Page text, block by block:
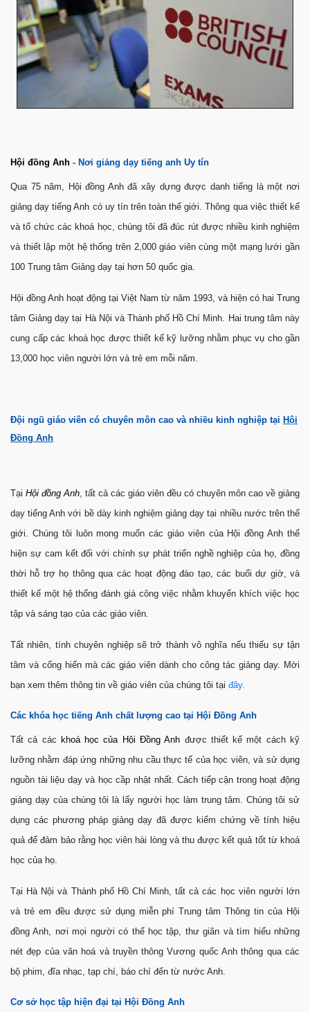
Hội đồng Anh - Nơi giảng dạy tiếng anh Uy tín
Qua 75 năm, Hội đồng Anh đã xây dựng được danh tiếng là một nơi
giảng dạy tiếng Anh có uy tín trên toàn thế giới. Thông qua việc thiết kế
và tổ chức các khoá học, chúng tôi đã đúc rút được nhiều kinh nghiệm
và thiết lập một hệ thống trên 2,000 giáo viên cùng một mạng lưới gần
100 Trung tâm Giảng dạy tại hơn 50 quốc gia.
Hội đồng Anh hoạt động tại Việt Nam từ năm 1993, và hiện có hai Trung
tâm Giảng dạy tại Hà Nội và Thành phố Hồ Chí Minh. Hai trung tâm này
cung cấp các khoá học được thiết kế kỹ lưỡng nhằm phục vụ cho gần
13,000 học viên người lớn và trẻ em mỗi năm.
Đội ngũ giáo viên có chuyên môn cao và nhiều kinh nghiệp tại Hội
Đồng Anh
Tại Hội đồng Anh, tất cả các giáo viên đều có chuyên môn cao về giảng
dạy tiếng Anh với bề dày kinh nghiệm giảng dạy tại nhiều nước trên thế
giới. Chúng tôi luôn mong muốn các giáo viên của Hội đồng Anh thể
hiện sự cam kết đối với chính sự phát triển nghề nghiệp của họ, đồng
thời hỗ trợ họ thông qua các hoạt động đào tạo, các buổi dự giờ, và
thiết kế một hệ thống đánh giá công việc nhằm khuyến khích việc học
tập và sáng tạo của các giáo viên.
Tất nhiên, tính chuyên nghiệp sẽ trở thành vô nghĩa nếu thiếu sự tận
tâm và cống hiến mà các giáo viên dành cho công tác giảng dạy. Mời
bạn xem thêm thông tin về giáo viên của chúng tôi tại đây.
Các khóa học tiếng Anh chất lượng cao tại Hội Đồng Anh
Tất cả các khoá học của Hội Đồng Anh được thiết kế một cách kỹ
lưỡng nhằm đáp ứng những nhu cầu thực tế của học viên, và sử dụng
nguồn tài liệu dạy và học cầp nhật nhất. Cách tiếp cận trong hoạt động
giảng dạy của chúng tôi là lấy người học làm trung tâm. Chúng tôi sử
dụng các phương pháp giảng dạy đã được kiểm chứng về tính hiệu
quả để đảm bảo rằng học viên hài lòng và thu được kết quả tốt từ khoá
học của họ.
Tại Hà Nội và Thành phố Hồ Chí Minh, tất cả các học viên người lớn
và trẻ em đều được sử dụng miễn phí Trung tâm Thông tin của Hội
đồng Anh, nơi mọi người có thể học tập, thư giãn và tìm hiểu những
nét đẹp của văn hoá và truyền thông Vương quốc Anh thông qua các
bộ phim, đĩa nhạc, tạp chí, báo chí đến từ nước Anh.
Cơ sở học tập hiện đại tại Hội Đồng Anh